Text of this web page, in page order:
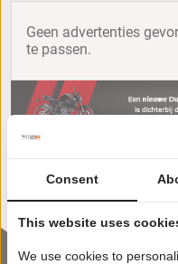
Geen advertenties
te passen.
Consent
This website uses
We use cookies to